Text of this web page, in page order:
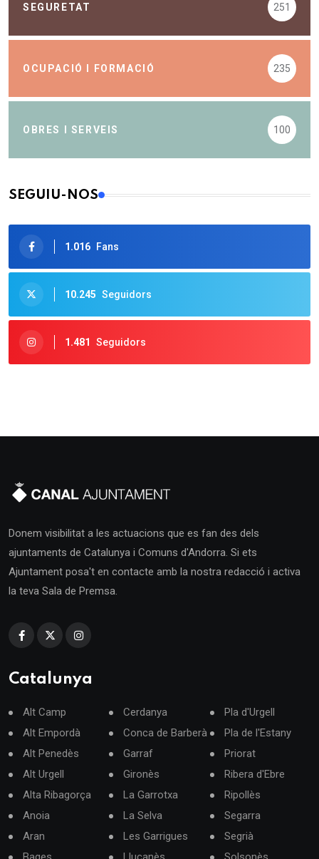
SEGURETAT 251
OCUPACIÓ I FORMACIÓ 235
OBRES I SERVEIS 100
SEGUIU-NOS
1.016 Fans
10.245 Seguidors
1.481 Seguidors
Donem visibilitat a les actuacions que es fan des dels
ajuntaments de Catalunya i Comuns d'Andorra. Si ets
Ajuntament posa't en contacte amb la nostra redacció i activa
la teva Sala de Premsa.
Catalunya
Alt Camp
Alt Empordà
Alt Penedès
Alt Urgell
Alta Ribagorça
Anoia
Aran
Cerdanya
Conca de Barberà
Garraf
Gironès
La Garrotxa
La Selva
Les Garrigues
Pla d'Urgell
Pla de l'Estany
Priorat
Ribera d'Ebre
Ripollès
Segarra
Segrià